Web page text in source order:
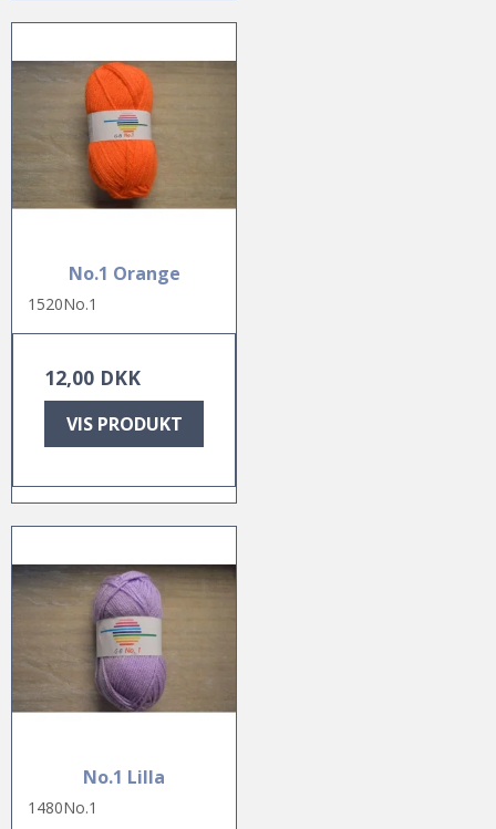
No.1 Orange
1520No.1
12,00 DKK
VIS PRODUKT
No.1 Lilla
1480No.1